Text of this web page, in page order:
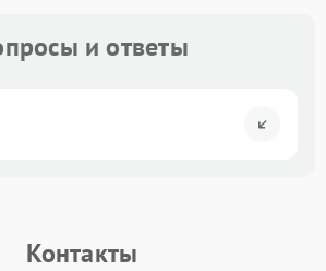
и ответы
Контакты